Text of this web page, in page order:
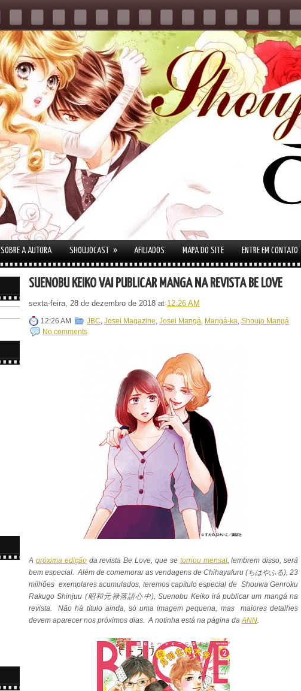
SOBRE A AUTORA SHOUJOCAST » AFILIADOS MAPA DO SITE ENTRE EM CONTATO
SUENOBU KEIKO VAI PUBLICAR MANGÁ NA REVISTA BE LOVE
sexta-feira, 28 de dezembro de 2018 at 12:26 AM
12:26 AM JBC, Josei Magazine, Josei Mangá, Mangá-ka, Shoujo Mangá
No comments
A próxima ediçãoda revista Be Love, que se tornou mensal, lembrem disso, será
bem especial. Além de comemorar as vendagens de Chihayafuru (ちはやふる), 23
milhões exemplares acumulados, teremos capítulo especial de Shouwa Genroku
Rakugo Shinjuu (昭和元禄落語心中), Suenobu Keiko irá publicar um mangá na
revista. Não há título ainda, só uma imagem pequena, mas maiores detalhes
devem aparecer nos próximos dias. A notinha está na página daANN.